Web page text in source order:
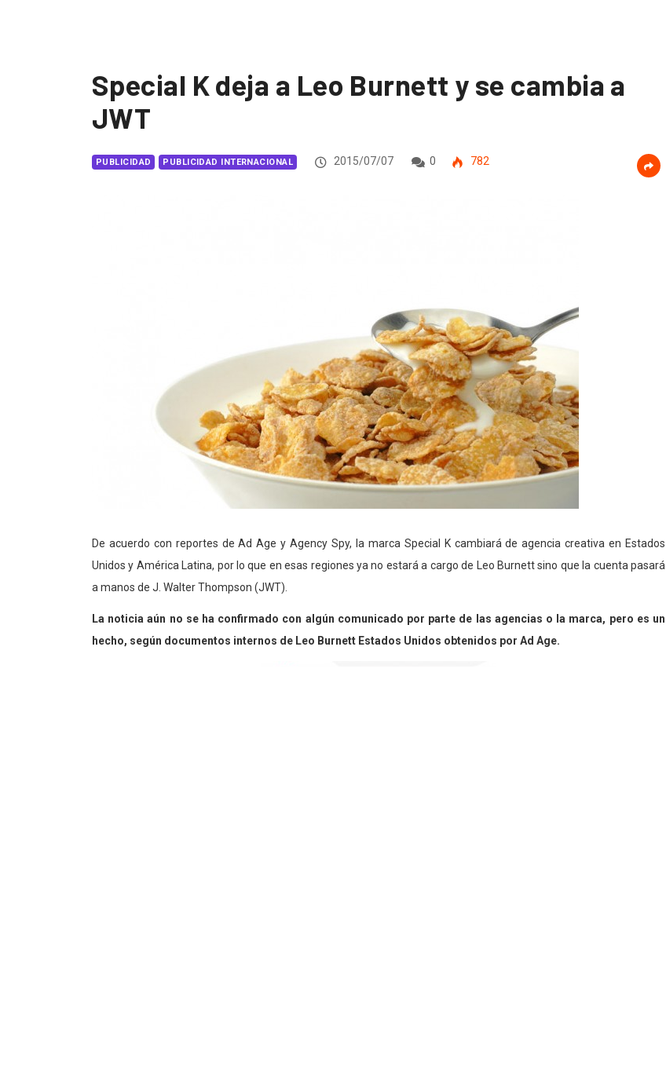
Special K deja a Leo Burnett y se cambia a
JWT
PUBLICIDAD PUBLICIDAD INTERNACIONAL 2015/07/07 0 782
De acuerdo con reportes de Ad Age y Agency Spy, la marca Special K cambiará de agencia creativa en Estados
Unidos y América Latina, por lo que en esas regiones ya no estará a cargo de Leo Burnett sino que la cuenta pasará
a manos de J. Walter Thompson (JWT).
La noticia aún no se ha confirmado con algún comunicado por parte de las agencias o la marca, pero es un
hecho, según documentos internos de Leo Burnett Estados Unidos obtenidos por Ad Age.